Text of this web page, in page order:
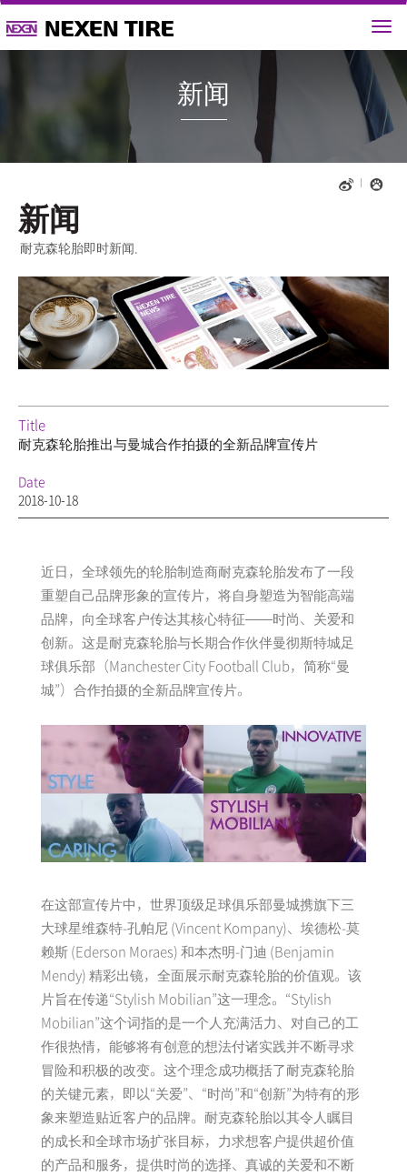
新闻
新闻
耐克森轮胎即时新闻.
Title
耐克森轮胎推出与曼城合作拍摄的全新品牌宣传片
Date
2018-10-18
近日，全球领先的轮胎制造商耐克森轮胎发布了一段
重塑自己品牌形象的宣传片，将自身塑造为智能高端
品牌，向全球客户传达其核心特征——时尚、关爱和
创新。这是耐克森轮胎与长期合作伙伴曼彻斯特城足
球俱乐部（Manchester City Football Club，简称“曼
城”）合作拍摄的全新品牌宣传片。
在这部宣传片中，世界顶级足球俱乐部曼城携旗下三
大球星维森特-孔帕尼 (Vincent Kompany)、埃德松-莫
赖斯 (Ederson Moraes) 和本杰明-门迪 (Benjamin
Mendy) 精彩出镜，全面展示耐克森轮胎的价值观。该
片旨在传递“Stylish Mobilian”这一理念。“Stylish
Mobilian”这个词指的是一个人充满活力、对自己的工
作很热情，能够将有创意的想法付诸实践并不断寻求
冒险和积极的改变。这个理念成功概括了耐克森轮胎
的关键元素，即以“关爱”、“时尚”和“创新”为特有的形
象来塑造贴近客户的品牌。耐克森轮胎以其令人瞩目
的成长和全球市场扩张目标，力求想客户提供超价值
的产品和服务，提供时尚的选择、真诚的关爱和不断